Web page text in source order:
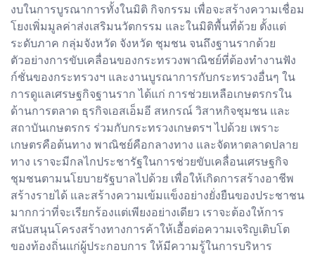
งบในการบูรณาการทั้งในมิติ กิจกรรม เพื่อจะสร้างความเชื่อม
โยงเพิ่มมูลค่าส่งเสริมนวัตกรรม และในมิติพื้นที่ด้วย ตั้งแต่
ระดับภาค กลุ่มจังหวัด จังหวัด ชุมชน จนถึงฐานรากด้วย
ตัวอย่างการขับเคลื่อนของกระทรวงพาณิชย์ที่ต้องทำงานฟัง
ก์ชั่นของกระทรวงฯ และงานบูรณาการกับกระทรวงอื่นๆ ใน
การดูแลเศรษฐกิจฐานราก ได้แก่ การช่วยเหลือเกษตรกรใน
ด้านการตลาด ธุรกิจเอสเอ็มอี สหกรณ์ วิสาหกิจชุมชน และ
สถาบันเกษตรกร ร่วมกับกระทรวงเกษตรฯ ไปด้วย เพราะ
เกษตรคือต้นทาง พาณิชย์คือกลางทาง และจัดหาตลาดปลาย
ทาง เราจะมีกลไกประชารัฐในการช่วยขับเคลื่อนเศรษฐกิจ
ชุมชนตามนโยบายรัฐบาลไปด้วย เพื่อให้เกิดการสร้างอาชีพ
สร้างรายได้ และสร้างความเข้มแข็งอย่างยั่งยืนของประชาชน
มากกว่าที่จะเรียกร้องแต่เพียงอย่างเดียว เราจะต้องให้การ
สนับสนุนโครงสร้างทางการค้าให้เอื้อต่อความเจริญเติบโต
ของท้องถิ่นแก่ผู้ประกอบการ ให้มีความรู้ในการบริหาร